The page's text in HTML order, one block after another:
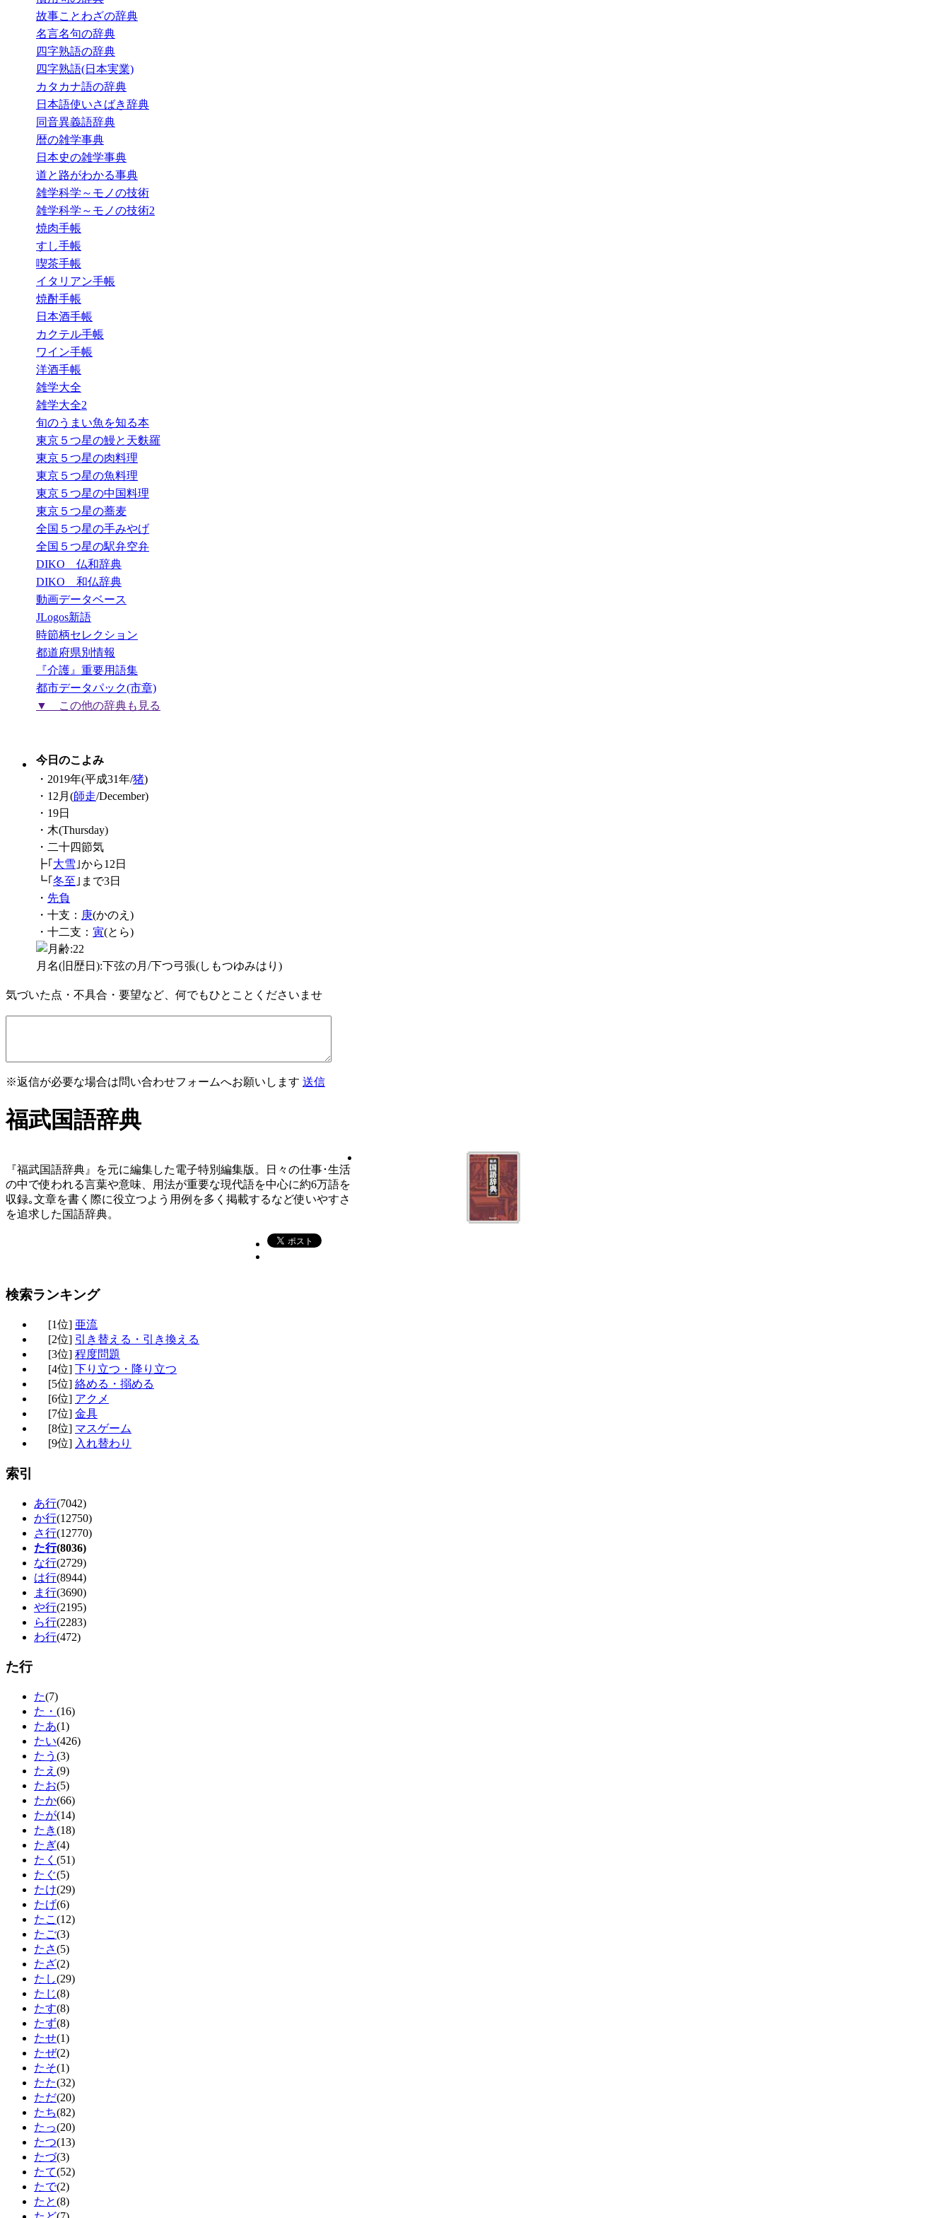
故事ことわざの辞典
名言名句の辞典
四字熟語の辞典
四字熟語(日本実業)
カタカナ語の辞典
日本語使いさばき辞典
同音異義語辞典
暦の雑学事典
日本史の雑学事典
道と路がわかる事典
雑学科学～モノの技術
雑学科学～モノの技術2
焼肉手帳
すし手帳
喫茶手帳
イタリアン手帳
焼酎手帳
日本酒手帳
カクテル手帳
ワイン手帳
洋酒手帳
雑学大全
雑学大全2
旬のうまい魚を知る本
東京５つ星の鰻と天麩羅
東京５つ星の肉料理
東京５つ星の魚料理
東京５つ星の中国料理
東京５つ星の蕎麦
全国５つ星の手みやげ
全国５つ星の駅弁空弁
DIKO 仏和辞典
DIKO 和仏辞典
動画データベース
JLogos新語
時節柄セレクション
都道府県別情報
『介護』重要用語集
都市データパック(市章)
▼ この他の辞典も見る
今日のこよみ
・2019年(平成31年/猪)
・12月(師走/December)
・19日
・木(Thursday)
・二十四節気
┣｢ 大雪 ｣から12日
┗｢ 冬至 ｣まで3日
・ 先負
・十支： 庚(かのえ)
・十二支： 寅(とら)
月名(旧歴日):下弦の月/下つ弓張(しもつゆみはり)
気づいた点・不具合・要望など、何でもひとことくださいませ
※返信が必要な場合は問い合わせフォームへお願いします 送信
福武国語辞典
『福武国語辞典』を元に編集した電子特別編集版。日々の仕事･生活
の中で使われる言葉や意味、用法が重要な現代語を中心に約6万語を
収録｡文章を書く際に役立つよう用例を多く掲載するなど使いやすさ
を追求した国語辞典。
検索ランキング
[1位] 亜流
[2位] 引き替える・引き換える
[3位] 程度問題
[4位] 下り立つ・降り立つ
[5位] 絡める・搦める
[6位] アクメ
[7位] 金具
[8位] マスゲーム
[9位] 入れ替わり
索引
あ行(7042)
か行(12750)
さ行(12770)
た行(8036)
な行(2729)
は行(8944)
ま行(3690)
や行(2195)
ら行(2283)
わ行(472)
た行
た(7)
た・ (16)
たあ(1)
たい(426)
たう (3)
たえ (9)
たお(5)
たか(66)
たが(14)
たき(18)
たぎ(4)
たく (51)
たぐ(5)
たけ(29)
たげ(6)
たこ (12)
たご(3)
たさ(5)
たざ(2)
たし(29)
たじ(8)
たす(8)
たず(8)
たせ(1)
たぜ(2)
たそ(1)
たた(32)
ただ(20)
たち(82)
たっ(20)
たつ(13)
たづ(3)
たて(52)
たで(2)
たと(8)